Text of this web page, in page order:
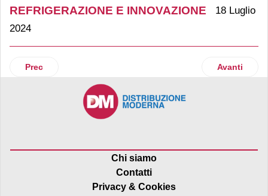
REFRIGERAZIONE E INNOVAZIONE
18 Luglio
2024
Articolo precedente: Epta rafforza il proprio impegno
Prec Articolo
Avanti
Chi siamo
Contatti
Privacy & Cookies